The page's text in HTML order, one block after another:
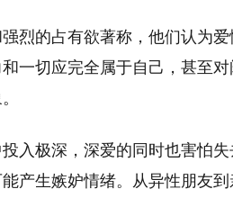
烈的占有欲著称，他们认为
一切应完全属于自己，甚至
入极深，深爱的同时也害怕
产生嫉妒情绪。从异性朋友